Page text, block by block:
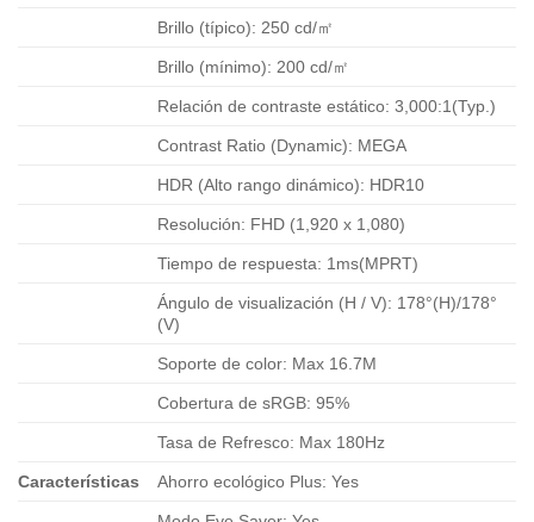
Brillo (típico): 250 cd/㎡
Brillo (mínimo): 200 cd/㎡
Relación de contraste estático: 3,000:1(Typ.)
Contrast Ratio (Dynamic): MEGA
HDR (Alto rango dinámico): HDR10
Resolución: FHD (1,920 x 1,080)
Tiempo de respuesta: 1ms(MPRT)
Ángulo de visualización (H / V): 178°(H)/178°
(V)
Soporte de color: Max 16.7M
Cobertura de sRGB: 95%
Tasa de Refresco: Max 180Hz
Características Ahorro ecológico Plus: Yes